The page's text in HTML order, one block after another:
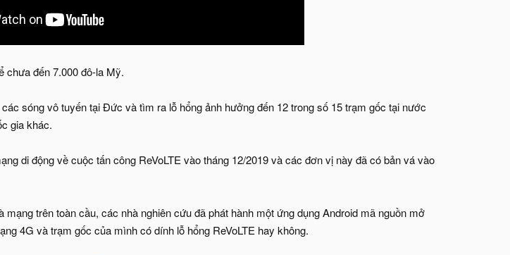
chưa đến 7.000 đô-la Mỹ.
sóng vô tuyến tại Đức và tìm ra lỗ hổng ảnh hưởng đến 12 trong số 15 trạm gốc tại nước
gia khác.
di động về cuộc tấn công ReVoLTE vào tháng 12/2019 và các đơn vị này đã có bản vá vào
trên toàn cầu, các nhà nghiên cứu đã phát hành một ứng dụng Android mã nguồn mở
4G và trạm gốc của mình có dính lỗ hổng ReVoLTE hay không.